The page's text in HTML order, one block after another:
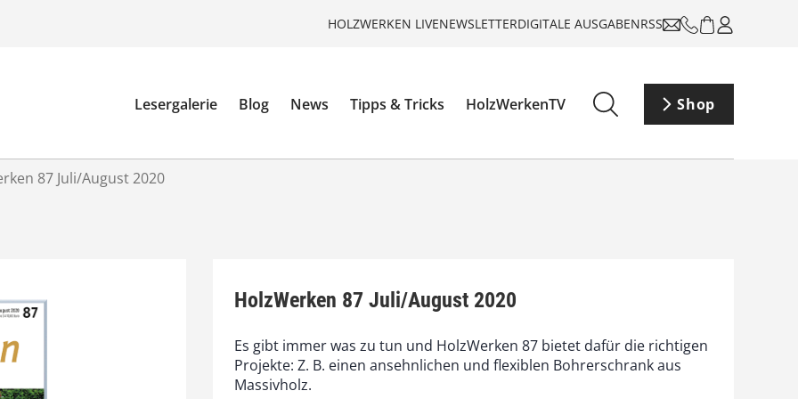
HOLZWERKEN LIVENEWSLETTERDIGITALE AUSGABENRSS
Lesergalerie Blog News Tipps & Tricks HolzWerkenTV Shop
87 Juli/August 2020
HolzWerken 87 Juli/August 2020
Es gibt immer was zu tun und HolzWerken 87 bietet dafür die richtigen
Projekte: Z. B. einen ansehnlichen und flexiblen Bohrerschrank aus
Massivholz.